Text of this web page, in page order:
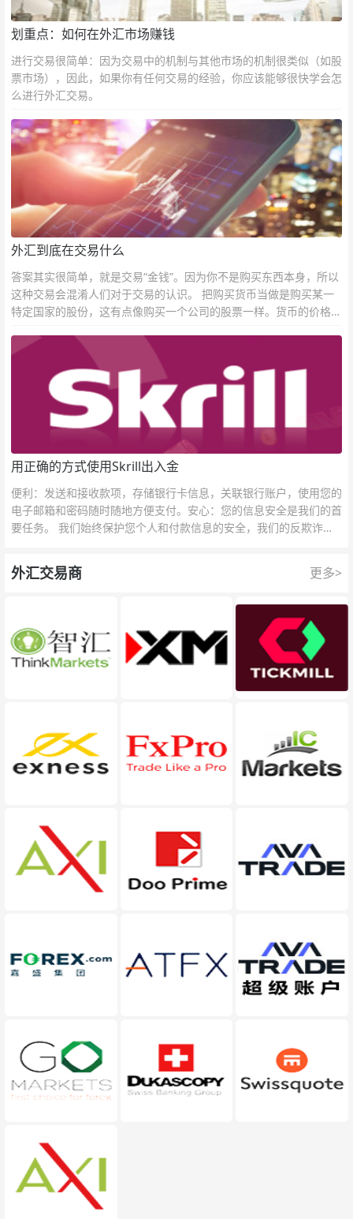
划重点：如何在外汇市场赚钱
进行交易很简单：因为交易中的机制与其他市场的机制很类似（如股
票市场），因此，如果你有任何交易的经验，你应该能够很快学会怎
么进行外汇交易。
外汇到底在交易什么
答案其实很简单，就是交易“金钱”。因为你不是购买东西本身，所以
这种交易会混淆人们对于交易的认识。 把购买货币当做是购买某一
特定国家的股份，这有点像购买一个公司的股票一样。货币的价格直
用正确的方式使用Skrill出入金
便利：发送和接收款项，存储银行卡信息，关联银行账户，使用您的
电子邮箱和密码随时随地方便支付。安心：您的信息安全是我们的首
要任务。 我们始终保护您个人和付款信息的安全，我们的反欺诈团
外汇交易商 更多>